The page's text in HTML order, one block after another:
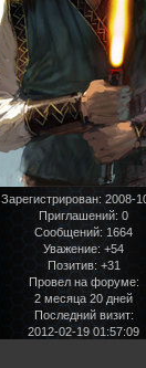
Зарегистрирован: 2008-
Приглашений: 0
Сообщений: 1664
Уважение: +54
Позитив: +31
Провел на форуме:
2 месяца 20 дней
Последний визит:
2012-02-19 01:57:09